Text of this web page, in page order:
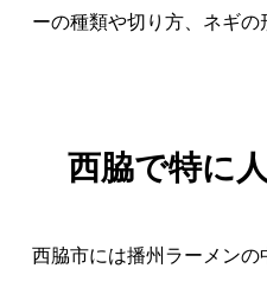
ーの種類や切り方、ネギの
西脇で特に
西脇市には播州ラーメン